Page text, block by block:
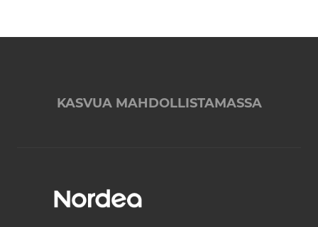
KASVUA MAHDOLLISTAMASSA